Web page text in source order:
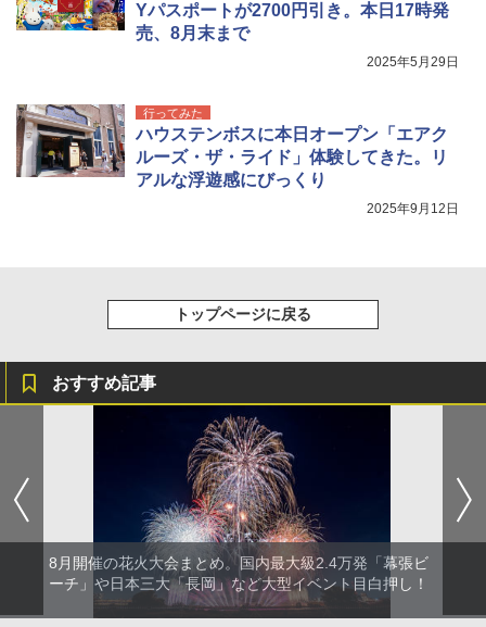
Yパスポートが2700円引き。本日17時発
売、8月末まで
2025年5月29日
行ってみた
ハウステンボスに本日オープン「エアク
ルーズ・ザ・ライド」体験してきた。リ
アルな浮遊感にびっくり
2025年9月12日
トップページに戻る
おすすめ記事
8月開催の花火大会まとめ。国内最大級2.4万発「幕張ビ
ーチ」や日本三大「長岡」など大型イベント目白押し！